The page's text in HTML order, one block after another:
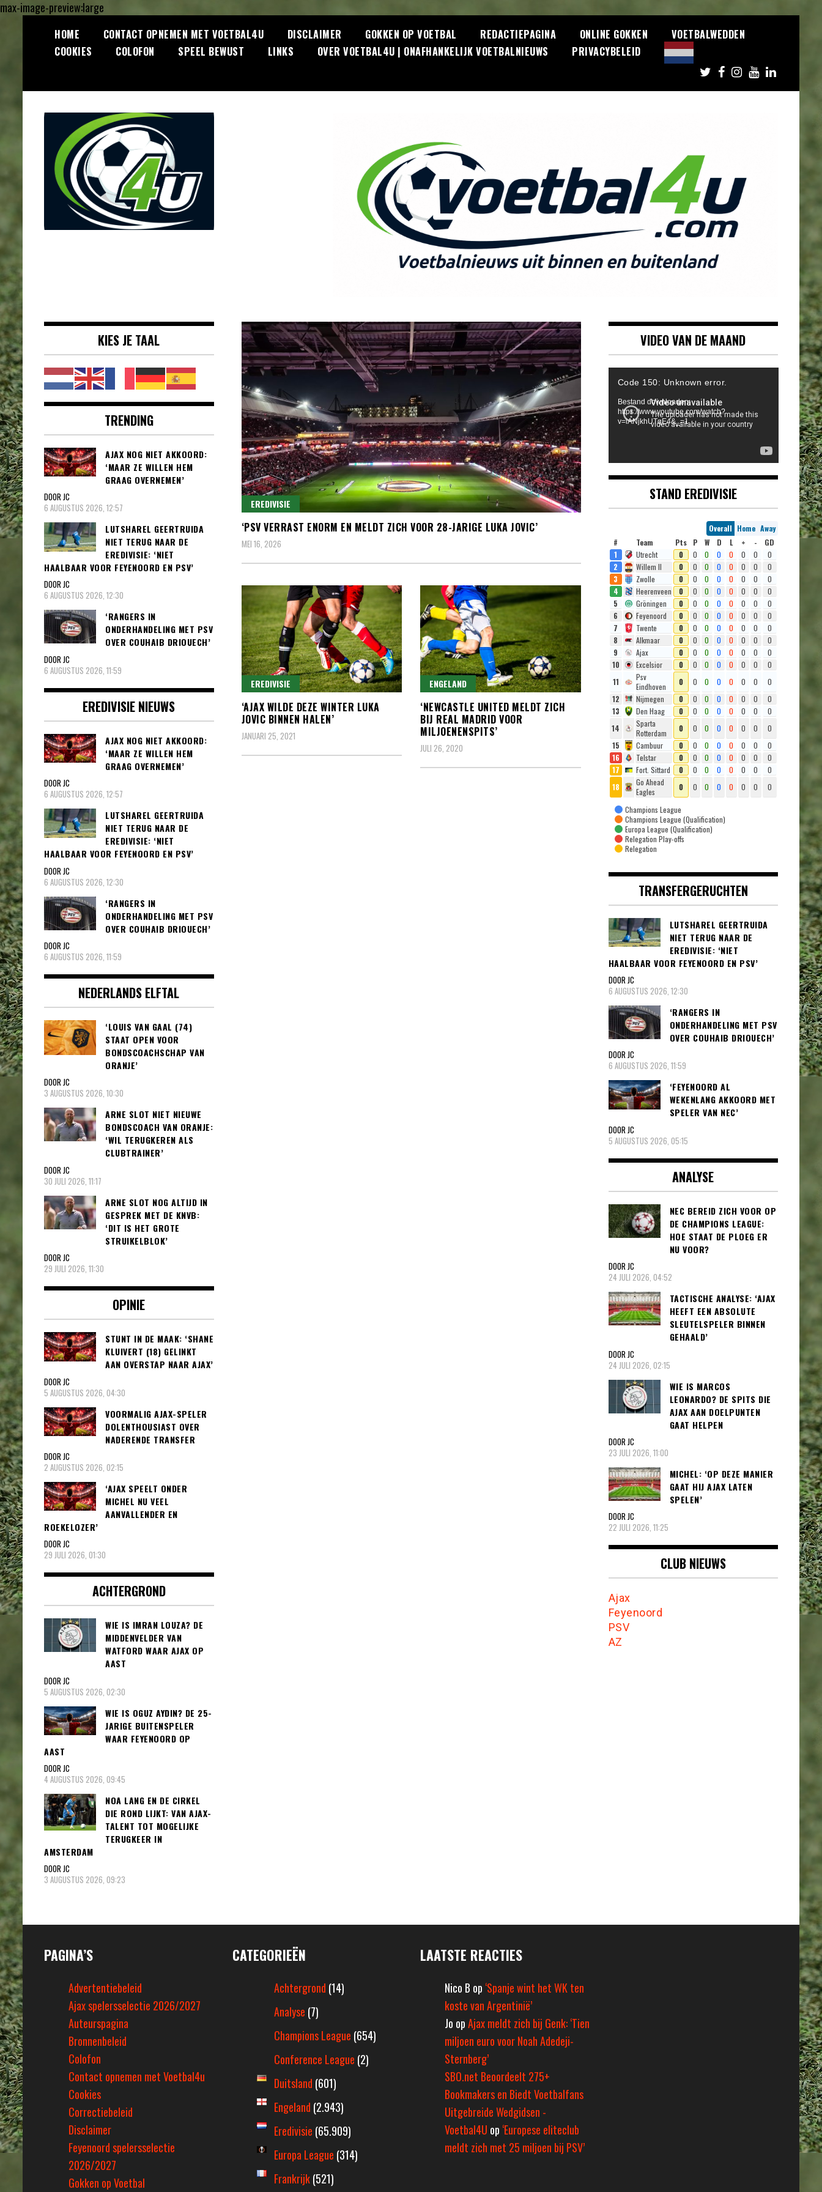
max-image-preview:large
HOME CONTACT OPNEMEN MET VOETBAL4U DISCLAIMER GOKKEN OP VOETBAL REDACTIEPAGINA ONLINE GOKKEN
VOETBALWEDDEN
COOKIES
COLOFON SPEEL BEWUST LINKS OVER VOETBAL4U | ONAFHANKELIJK VOETBALNIEUWS PRIVACYBELEID
Eredivisie &
Internationaal
voetbal |
EREDIVISIE
‘PSV VERRAST ENORM EN MELDT ZICH VOOR 28-JARIGE LUKA JOVIC’
MEI 16, 2026
EREDIVISIE
‘AJAX WILDE DEZE WINTER LUKA
JOVIC BINNEN HALEN’
JANUARI 25, 2021
ENGELAND
‘NEWCASTLE UNITED MELDT ZICH
BIJ REAL MADRID VOOR
MILJOENENSPITS’
JULI 26, 2020
KIES JE TAAL
TRENDING
AJAX NOG NIET AKKOORD:
‘MAAR ZE WILLEN HEM
GRAAG OVERNEMEN’
DOOR JC
6 AUGUSTUS 2026, 12:57
LUTSHAREL GEERTRUIDA
NIET TERUG NAAR DE
EREDIVISIE: ‘NIET
HAALBAAR VOOR FEYENOORD EN PSV’
DOOR JC
6 AUGUSTUS 2026, 12:30
‘RANGERS IN
ONDERHANDELING MET PSV
OVER COUHAIB DRIOUECH’
DOOR JC
6 AUGUSTUS 2026, 11:59
EREDIVISIE NIEUWS
AJAX NOG NIET AKKOORD:
‘MAAR ZE WILLEN HEM
GRAAG OVERNEMEN’
DOOR JC
6 AUGUSTUS 2026, 12:57
LUTSHAREL GEERTRUIDA
NIET TERUG NAAR DE
EREDIVISIE: ‘NIET
HAALBAAR VOOR FEYENOORD EN PSV’
DOOR JC
6 AUGUSTUS 2026, 12:30
‘RANGERS IN
ONDERHANDELING MET PSV
OVER COUHAIB DRIOUECH’
DOOR JC
6 AUGUSTUS 2026, 11:59
NEDERLANDS ELFTAL
‘LOUIS VAN GAAL (74)
STAAT OPEN VOOR
BONDSCOACHSCHAP VAN
ORANJE’
DOOR JC
3 AUGUSTUS 2026, 10:30
ARNE SLOT NIET NIEUWE
BONDSCOACH VAN ORANJE:
‘WIL TERUGKEREN ALS
CLUBTRAINER’
DOOR JC
30 JULI 2026, 11:17
ARNE SLOT NOG ALTIJD IN
GESPREK MET DE KNVB:
‘DIT IS HET GROTE
STRUIKELBLOK’
DOOR JC
29 JULI 2026, 11:30
OPINIE
STUNT IN DE MAAK: ‘SHANE
KLUIVERT (18) GELINKT
AAN OVERSTAP NAAR AJAX’
DOOR JC
5 AUGUSTUS 2026, 04:30
VOORMALIG AJAX-SPELER
DOLENTHOUSIAST OVER
NADERENDE TRANSFER
DOOR JC
2 AUGUSTUS 2026, 02:15
‘AJAX SPEELT ONDER
MICHEL NU VEEL
AANVALLENDER EN
ROEKELOZER’
DOOR JC
29 JULI 2026, 01:30
ACHTERGROND
WIE IS IMRAN LOUZA? DE
MIDDENVELDER VAN
WATFORD WAAR AJAX OP
AAST
DOOR JC
5 AUGUSTUS 2026, 02:30
WIE IS OGUZ AYDIN? DE 25-
JARIGE BUITENSPELER
WAAR FEYENOORD OP
AAST
DOOR JC
4 AUGUSTUS 2026, 09:45
NOA LANG EN DE CIRKEL
DIE ROND LIJKT: VAN AJAX-
TALENT TOT MOGELIJKE
TERUGKEER IN
AMSTERDAM
DOOR JC
3 AUGUSTUS 2026, 09:23
VIDEO VAN DE MAAND
Code 150: Unknown error.
Bestand downloaden:
https://www.youtube.com/watch?
v=iANjkhUTqE4&_=1
STAND EREDIVISIE
Overall Home Away
#
Team Pts P W D L + -
GD
1
Utrecht 0 0 0 0 0 0 0
0
2
Willem II 0 0 0 0 0 0 0
0
3
Zwolle 0 0 0 0 0 0 0
0
4
Heerenveen 0 0 0 0 0 0 0
0
5
Gröningen 0 0 0 0 0 0 0
0
6
Feyenoord 0 0 0 0 0 0 0
0
7
Twente 0 0 0 0 0 0 0
0
8
Alkmaar 0 0 0 0 0 0 0
0
9
Ajax 0 0 0 0 0 0 0
0
10
Excelsior 0 0 0 0 0 0 0
0
11
Psv
Eindhoven
0 0 0 0 0 0 0
0
12
Nijmegen 0 0 0 0 0 0 0
0
13
Den Haag 0 0 0 0 0 0 0
0
14
Sparta
Rotterdam
0 0 0 0 0 0 0
0
15
Cambuur 0 0 0 0 0 0 0
0
16
Telstar 0 0 0 0 0 0 0
0
17
Fort. Sittard 0 0 0 0 0 0 0
0
18
Go Ahead
Eagles
0 0 0 0 0 0 0 0
Champions League
Champions League (Qualification)
Europa League (Qualification)
Relegation Play-offs
Relegation
TRANSFERGERUCHTEN
LUTSHAREL GEERTRUIDA
NIET TERUG NAAR DE
EREDIVISIE: ‘NIET
HAALBAAR VOOR FEYENOORD EN PSV’
DOOR JC
6 AUGUSTUS 2026, 12:30
‘RANGERS IN
ONDERHANDELING MET PSV
OVER COUHAIB DRIOUECH’
DOOR JC
6 AUGUSTUS 2026, 11:59
‘FEYENOORD AL
WEKENLANG AKKOORD MET
SPELER VAN NEC’
DOOR JC
5 AUGUSTUS 2026, 05:15
ANALYSE
NEC BEREID ZICH VOOR OP
DE CHAMPIONS LEAGUE:
HOE STAAT DE PLOEG ER
NU VOOR?
DOOR JC
24 JULI 2026, 04:52
TACTISCHE ANALYSE: ‘AJAX
HEEFT EEN ABSOLUTE
SLEUTELSPELER BINNEN
GEHAALD’
DOOR JC
24 JULI 2026, 02:15
WIE IS MARCOS
LEONARDO? DE SPITS DIE
AJAX AAN DOELPUNTEN
GAAT HELPEN
DOOR JC
23 JULI 2026, 11:00
MICHEL: ‘OP DEZE MANIER
GAAT HIJ AJAX LATEN
SPELEN’
DOOR JC
22 JULI 2026, 11:25
CLUB NIEUWS
Ajax
Feyenoord
PSV
AZ
PAGINA’S
Advertentiebeleid
Ajax spelersselectie 2026/2027
Auteurspagina
Bronnenbeleid
Colofon
Contact opnemen met Voetbal4u
Cookies
Correctiebeleid
Disclaimer
Feyenoord spelersselectie
2026/2027
Gokken op Voetbal
CATEGORIEËN
Achtergrond (14)
Analyse (7)
Champions League (654)
Conference League (2)
Duitsland (601)
Engeland (2.943)
Eredivisie (65.909)
Europa League (314)
Frankrijk(521)
LAATSTE REACTIES
Nico B op ‘Spanje wint het WK ten
koste van Argentinië’
Jo opAjax meldt zich bij Genk: ‘Tien
miljoen euro voor Noah Adedeji-
Sternberg’
SBO.net Beoordeelt 275+
Bookmakers en Biedt Voetbalfans
Uitgebreide Wedgidsen -
Voetbal4U op ‘Europese eliteclub
meldt zich met 25 miljoen bij PSV’